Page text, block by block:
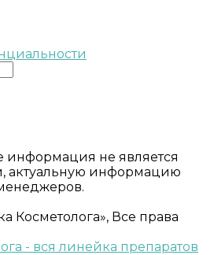
информация не является
актуальную информацию
Косметолога», Все права